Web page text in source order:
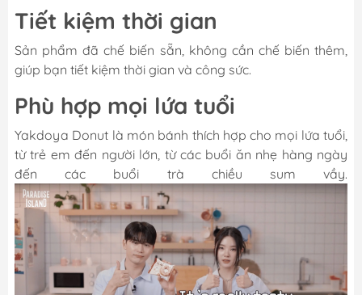
Tiết kiệm thời gian
Sản phẩm đã chế biến sẵn, không cần chế biến thêm,
giúp bạn tiết kiệm thời gian và công sức.
Phù hợp mọi lứa tuổi
Yakdoya Donut là món bánh thích hợp cho mọi lứa tuổi,
từ trẻ em đến người lớn, từ các buổi ăn nhẹ hàng ngày
đến các buổi trà chiều sum vầy.